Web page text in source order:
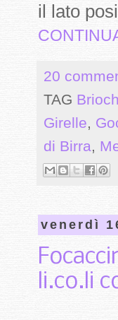
il lato
20
TAG
Girelle,
di Birra,
venerdì
li.co.li